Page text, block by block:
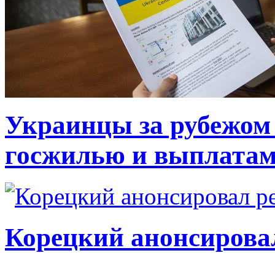
Украинцы за рубежом
госжилью и
Корецкий